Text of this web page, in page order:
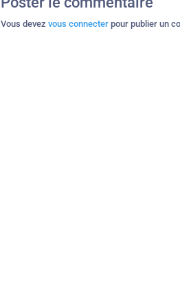
Vous devez vous connecter pour publier un